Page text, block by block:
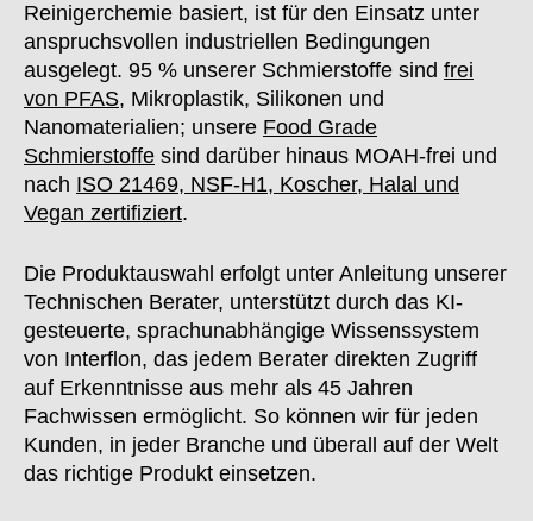
Reinigerchemie basiert, ist für den Einsatz unter
anspruchsvollen industriellen Bedingungen
ausgelegt. 95 % unserer Schmierstoffe sind frei
von PFAS, Mikroplastik, Silikonen und
Nanomaterialien; unsere Food Grade
Schmierstoffe sind darüber hinaus MOAH-frei und
nach ISO 21469, NSF-H1, Koscher, Halal und
Vegan zertifiziert.
Die Produktauswahl erfolgt unter Anleitung unserer
Technischen Berater, unterstützt durch das KI-
gesteuerte, sprachunabhängige Wissenssystem
von Interflon, das jedem Berater direkten Zugriff
auf Erkenntnisse aus mehr als 45 Jahren
Fachwissen ermöglicht. So können wir für jeden
Kunden, in jeder Branche und überall auf der Welt
das richtige Produkt einsetzen.